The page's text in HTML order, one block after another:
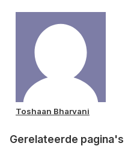
Toshaan Bharvani
Gerelateerde pagina's